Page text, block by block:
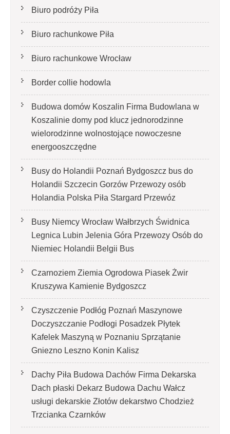
Biuro podróży Piła
Biuro rachunkowe Piła
Biuro rachunkowe Wrocław
Border collie hodowla
Budowa domów Koszalin Firma Budowlana w
Koszalinie domy pod klucz jednorodzinne
wielorodzinne wolnostojące nowoczesne
energooszczędne
Busy do Holandii Poznań Bydgoszcz bus do
Holandii Szczecin Gorzów Przewozy osób
Holandia Polska Piła Stargard Przewóz
Busy Niemcy Wrocław Wałbrzych Świdnica
Legnica Lubin Jelenia Góra Przewozy Osób do
Niemiec Holandii Belgii Bus
Czarnoziem Ziemia Ogrodowa Piasek Żwir
Kruszywa Kamienie Bydgoszcz
Czyszczenie Podłóg Poznań Maszynowe
Doczyszczanie Podłogi Posadzek Płytek
Kafelek Maszyną w Poznaniu Sprzątanie
Gniezno Leszno Konin Kalisz
Dachy Piła Budowa Dachów Firma Dekarska
Dach płaski Dekarz Budowa Dachu Wałcz
usługi dekarskie Złotów dekarstwo Chodzież
Trzcianka Czarnków